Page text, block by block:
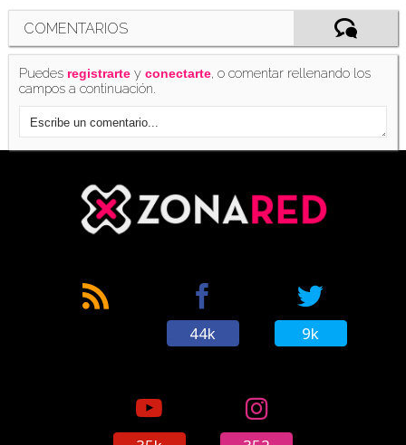
Así es por dentro el 'Monster Hunter Capcom
Café' de Japón
'Monster Hunter 4 Ultimate' estará a mitad de
'Star Fox', 'Zelda' y 'Metroid' llegan por fin a
'Monster Hunter X'
(05/01/2016)
'Monster Hunter X' barre a sus rivales y es el
más vendido de diciembre en Japón
(08/01/2016)
COMENTARIOS
Puedes registrarte yconectarte, o comentar rellenando los
campos a continuación.
44k 9k